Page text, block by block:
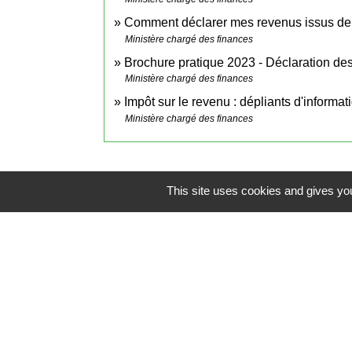
Comment déclarer mes revenus issus
Ministère chargé des finances
Brochure pratique 2023 - Déclaration
Ministère chargé des finances
Impôt sur le revenu : dépliants
Ministère chargé des finances
This site uses cookies and gives